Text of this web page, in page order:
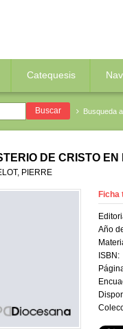
Catequesis
Busqueda
DE CRISTO
PIERRE
Ficha
Año
ISBN: